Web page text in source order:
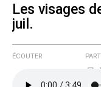
Les visages
juil.
ÉCOUTER